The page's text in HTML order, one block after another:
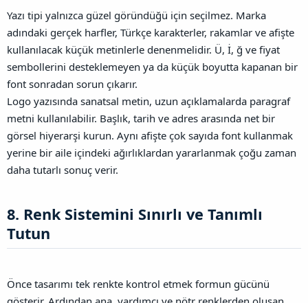
Yazı tipi yalnızca güzel göründüğü için seçilmez. Marka
adındaki gerçek harfler, Türkçe karakterler, rakamlar ve afişte
kullanılacak küçük metinlerle denenmelidir. Ü, İ, ğ ve fiyat
sembollerini desteklemeyen ya da küçük boyutta kapanan bir
font sonradan sorun çıkarır.
Logo yazısında sanatsal metin, uzun açıklamalarda paragraf
metni kullanılabilir. Başlık, tarih ve adres arasında net bir
görsel hiyerarşi kurun. Aynı afişte çok sayıda font kullanmak
yerine bir aile içindeki ağırlıklardan yararlanmak çoğu zaman
daha tutarlı sonuç verir.
8. Renk Sistemini Sınırlı ve Tanımlı
Tutun​
Önce tasarımı tek renkte kontrol etmek formun gücünü